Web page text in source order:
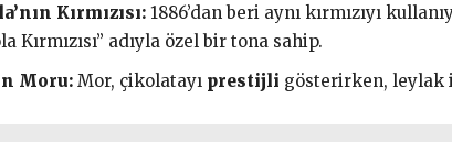
Kırmızısı: 1886’dan beri aynı kırmızıyı
Kırmızısı” adıyla özel bir tona sahip.
Moru: Mor, çikolatayı prestijli gösterirken, leylak